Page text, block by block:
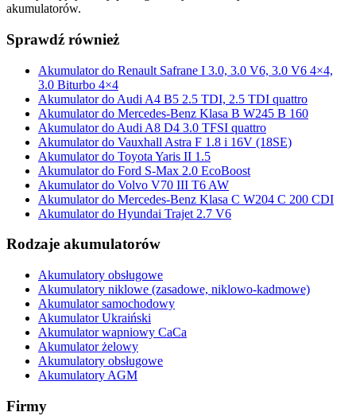
akumulatorów.
Sprawdź również
Akumulator do Renault Safrane I 3.0, 3.0 V6, 3.0 V6 4×4,
3.0 Biturbo 4×4
Akumulator do Audi A4 B5 2.5 TDI, 2.5 TDI quattro
Akumulator do Mercedes-Benz Klasa B W245 B 160
Akumulator do Audi A8 D4 3.0 TFSI quattro
Akumulator do Vauxhall Astra F 1.8 i 16V (18SE)
Akumulator do Toyota Yaris II 1.5
Akumulator do Ford S-Max 2.0 EcoBoost
Akumulator do Volvo V70 III T6 AW
Akumulator do Mercedes-Benz Klasa C W204 C 200 CDI
Akumulator do Hyundai Trajet 2.7 V6
Rodzaje akumulatorów
Akumulatory obsługowe
Akumulatory niklowe (zasadowe, niklowo-kadmowe)
Akumulator samochodowy
Akumulator Ukraiński
Akumulator wapniowy CaCa
Akumulator żelowy
Akumulatory obsługowe
Akumulatory AGM
Firmy